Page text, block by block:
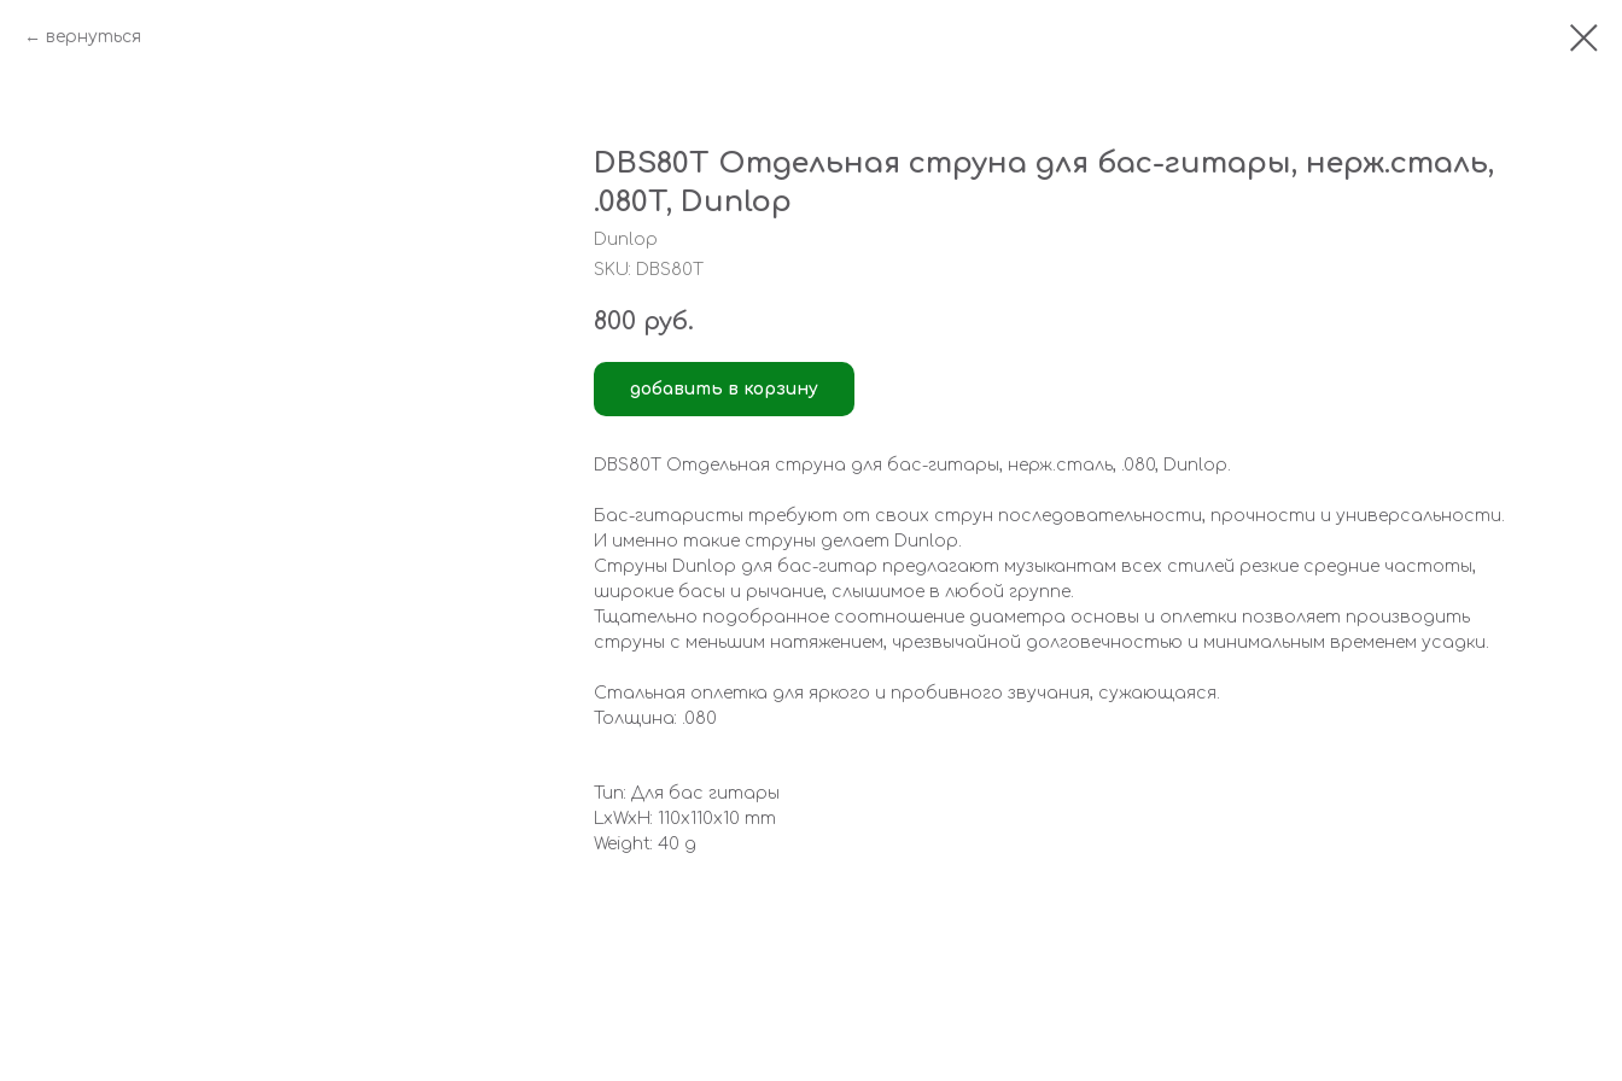
вернуться
DBS80T Отдельная струна для бас-гитары, нерж.сталь,
.080T, Dunlop
Dunlop
SKU: DBS80T
800 руб.
добавить в корзину
DBS80T Отдельная струна для бас-гитары, нерж.сталь, .080, Dunlop.
Бас-гитаристы требуют от своих струн последовательности, прочности и универсальности.
И именно такие струны делает Dunlop.
Струны Dunlop для бас-гитар предлагают музыкантам всех стилей резкие средние частоты,
широкие басы и рычание, слышимое в любой группе.
Тщательно подобранное соотношение диаметра основы и оплетки позволяет производить
струны с меньшим натяжением, чрезвычайной долговечностью и минимальным временем усадки.
Стальная оплетка для яркого и пробивного звучания, сужающаяся.
Толщина: .080
Тип: Для бас гитары
LxWxH: 110x110x10 mm
Weight: 40 g